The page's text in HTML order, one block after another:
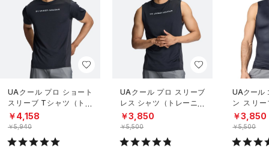
UAクール プロ ショート
スリーブ Tシャツ（トレ
ーニング/MEN）
￥4,158
￥5,940
UAクール プロ スリーブ
レス シャツ（トレーニン
グ/MEN）
￥3,850
￥5,500
UAクール
ン スリ
（トレー
￥3,850
￥5,500